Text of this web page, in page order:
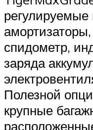
спидометр,
заряда
Полезной
крупные